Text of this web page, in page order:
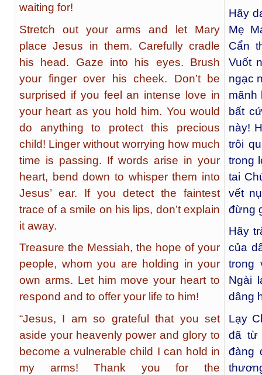
waiting for!
Stretch out your arms and let Mary
place Jesus in them. Carefully cradle
his head. Gaze into his eyes. Brush
your finger over his cheek. Don’t be
surprised if you feel an intense love in
your heart as you hold him. You would
do anything to protect this precious
child! Linger without worrying how much
time is passing. If words arise in your
heart, bend down to whisper them into
Jesus’ ear. If you detect the faintest
trace of a smile on his lips, don’t explain
it away.
Treasure the Messiah, the hope of your
people, whom you are holding in your
own arms. Let him move your heart to
respond and to offer your life to him!
“Jesus, I am so grateful that you set
aside your heavenly power and glory to
become a vulnerable child I can hold in
my arms! Thank you for the
Hãy
Mẹ
Cẩn
Vuốt
ngạc
mãnh
bất
này!
trôi
trong
tai
vết
đừng
Hãy
của
trong
Ngài
dâng
Lạy
đã từ
đàng